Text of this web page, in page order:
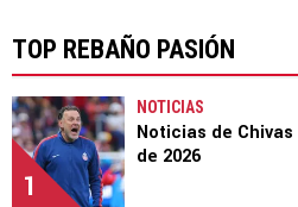
TOP REBAÑO PASIÓN
1
NOTICIAS
Noticias de
de 2026